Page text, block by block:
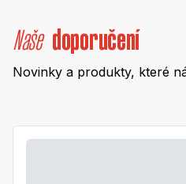
Naše doporučení
Novinky a produkty, které